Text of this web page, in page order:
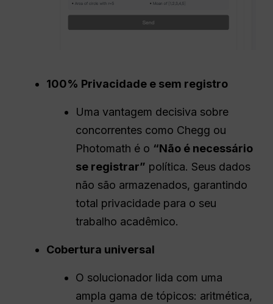
100% Privacidade e sem registro
Uma vantagem decisiva sobre
concorrentes como Chegg ou
Photomath é o “Não é necessário
se registrar” política. Seus dados
não são armazenados, garantindo
total privacidade para o seu
trabalho acadêmico.
Cobertura universal
O solucionador lida com uma
ampla gama de tópicos: aritmética,